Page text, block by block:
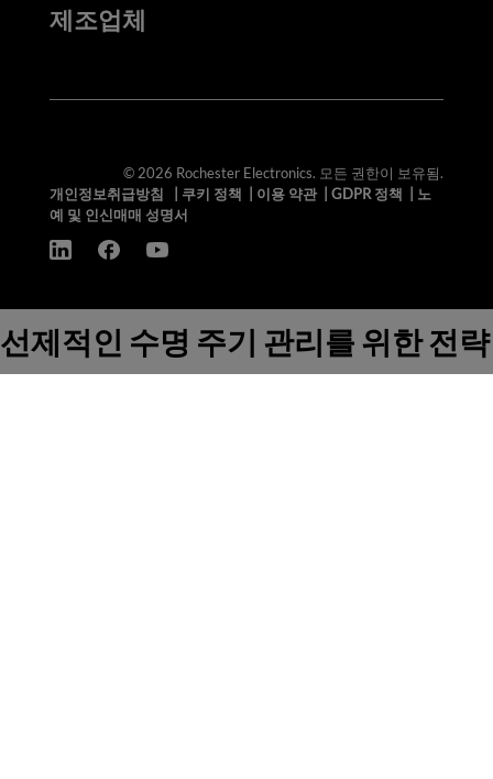
제조업체
© 2026 Rochester Electronics. 모든 권한이 보유됨.
개인정보취급방침
쿠키 정책 이용 약관| GDPR 정책
노
예 및 인신매매 성명서
선제적인 수명 주기 관리를 위한 전략